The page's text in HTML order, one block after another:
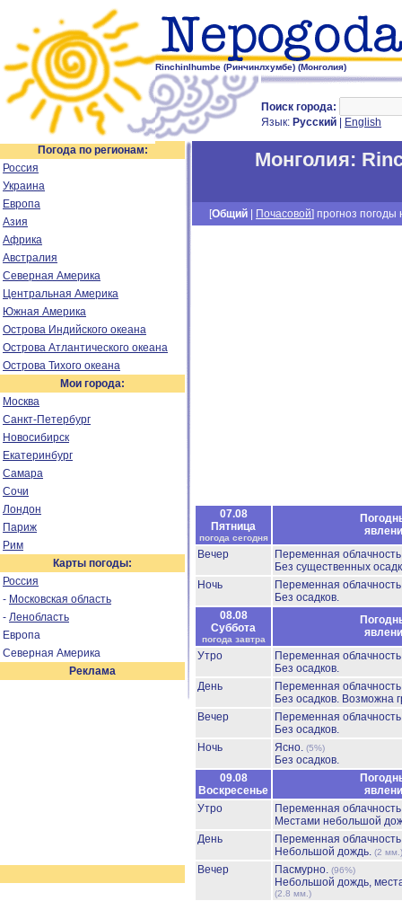
Rinchinlhumbe (Ринчинлхумбе) (Монголия)
Поиск города:
Язык: Русский English
Погода по регионам:
Россия
Украина
Европа
Азия
Африка
Австралия
Северная Америка
Центральная Америка
Южная Америка
Острова Индийского океана
Острова Атлантического океана
Острова Тихого океана
Мои города:
Москва
Санкт-Петербург
Новосибирск
Екатеринбург
Самара
Сочи
Лондон
Париж
Рим
Карты погоды:
Россия
- Московская область
- Ленобласть
Европа
Северная Америка
Реклама
Монголия:
[Общий Почасовой] прогноз погоды
07.08
Пятница
погода сегодня
Вечер
Переменная
Без существенных
Ночь
Переменная
Без осадков.
08.08
Суббота
погода завтра
Утро
Переменная
Без осадков.
День
Переменная облачность
Без осадков. Возможна
Вечер
Переменная
Без осадков.
Ночь
Ясно. (5%)
Без осадков.
09.08
Воскресенье
Утро
Переменная
Местами небольшой
День
Переменная
Небольшой дождь. (2 мм.)
Вечер Пасмурно. (96%)
Небольшой дождь,
(2.8 мм.)